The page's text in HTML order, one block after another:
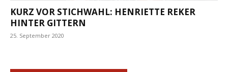
KURZ VOR STICHWAHL: HENRIETTE REKER
HINTER GITTERN
25. September 2020